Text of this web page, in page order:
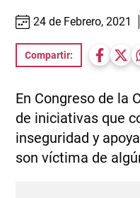
24 de Febrero, 2021
Compartir:
En Congreso de la
de iniciativas que
inseguridad y
son víctima de